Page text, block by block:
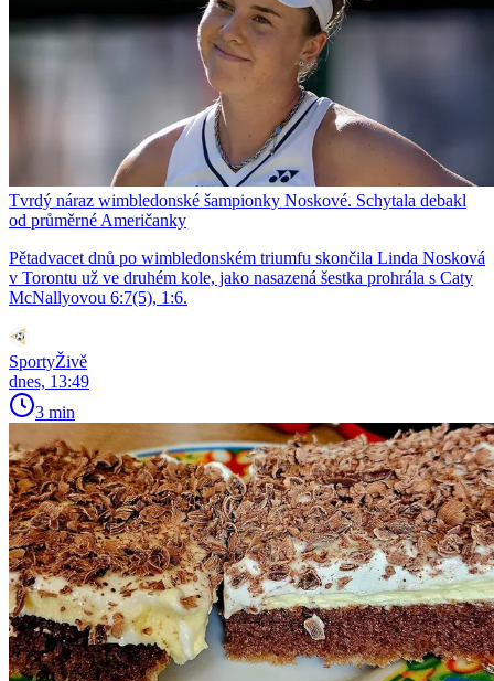
Tvrdý náraz wimbledonské šampionky Noskové. Schytala debakl
od průměrné Američanky
Pětadvacet dnů po wimbledonském triumfu skončila Linda Nosková
v Torontu už ve druhém kole, jako nasazená šestka prohrála s Caty
McNallyovou 6:7(5), 1:6.
SportyŽivě
dnes, 13:49
3 min